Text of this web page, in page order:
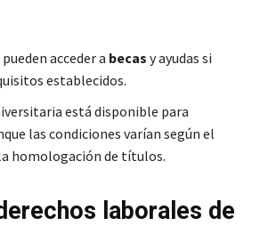
acceder a becas y ayudas si
establecidos.
está disponible para
las condiciones varían según el
homologación de títulos.
laborales de